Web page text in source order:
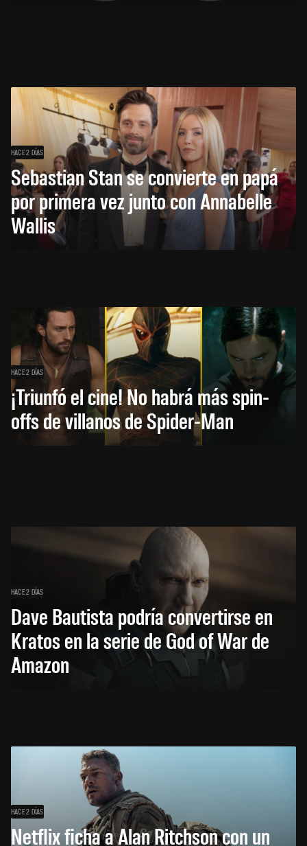
HACE 2 DÍAS
Sebastian Stan se convierte en papá
por primera vez junto con Annabelle
Wallis
HACE 2 DÍAS
¡Triunfó el cine! No habrá más spin-
offs de villanos de Spider-Man
HACE 2 DÍAS
Dave Bautista podría convertirse en
Kratos en la serie de God of War de
Amazon
HACE 2 DÍAS
Netflix ficha a Alan Ritchson con un